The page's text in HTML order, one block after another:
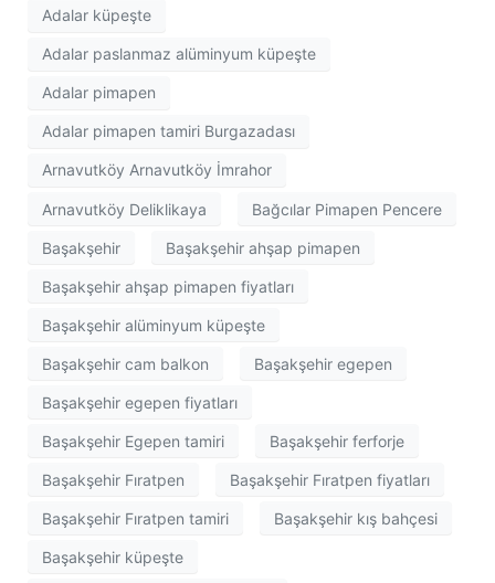
Adalar küpeşte
Adalar paslanmaz alüminyum küpeşte
Adalar pimapen
Adalar pimapen tamiri Burgazadası
Arnavutköy Arnavutköy İmrahor
Arnavutköy Deliklikaya Bağcılar Pimapen Pencere
Başakşehir Başakşehir ahşap pimapen
Başakşehir ahşap pimapen fiyatları
Başakşehir alüminyum küpeşte
Başakşehir cam balkon Başakşehir egepen
Başakşehir egepen fiyatları
Başakşehir Egepen tamiri Başakşehir ferforje
Başakşehir Fıratpen Başakşehir Fıratpen fiyatları
Başakşehir Fıratpen tamiri Başakşehir kış bahçesi
Başakşehir küpeşte